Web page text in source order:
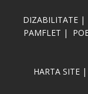
DIZABILITATE |
PAMFLET |
HARTA SITE|